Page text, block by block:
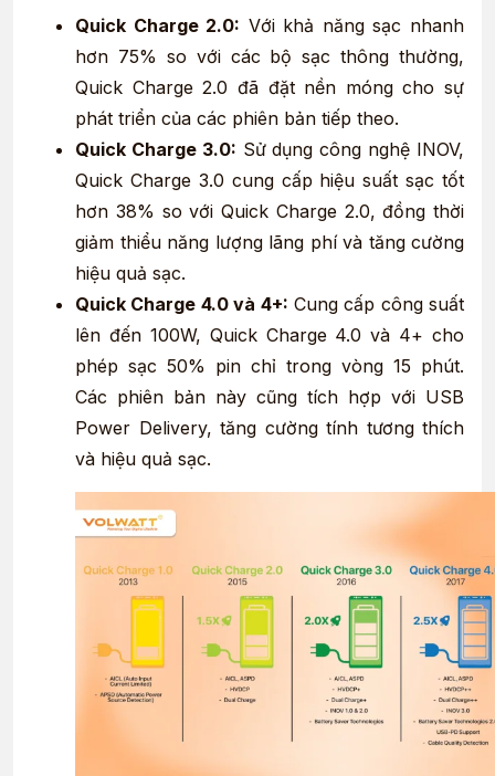
Quick Charge 2.0: Với khả năng sạc nhanh
hơn 75% so với các bộ sạc thông thường,
Quick Charge 2.0 đã đặt nền móng cho sự
phát triển của các phiên bản tiếp theo.
Quick Charge 3.0: Sử dụng công nghệ INOV,
Quick Charge 3.0 cung cấp hiệu suất sạc tốt
hơn 38% so với Quick Charge 2.0, đồng thời
giảm thiểu năng lượng lãng phí và tăng cường
hiệu quả sạc.
Quick Charge 4.0 và 4+: Cung cấp công suất
lên đến 100W, Quick Charge 4.0 và 4+ cho
phép sạc 50% pin chỉ trong vòng 15 phút.
Các phiên bản này cũng tích hợp với USB
Power Delivery, tăng cường tính tương thích
và hiệu quả sạc.